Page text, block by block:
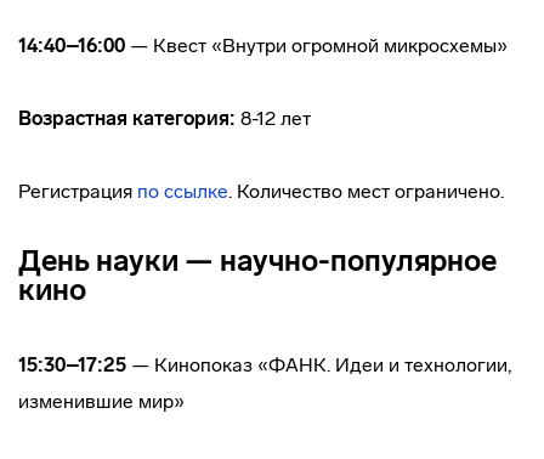
14:40–16:00 — Квест «Внутри огромной микросхемы»
Возрастная категория: 8-12 лет
Регистрация по ссылке. Количество мест ограничено.
День науки — научно-популярное
кино
15:30–17:25 — Кинопоказ «ФАНК. Идеи и технологии,
изменившие мир»